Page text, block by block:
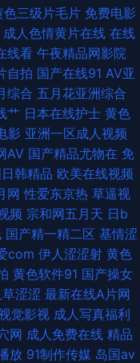
产做受高潮久久 国产偷情
永久精品国产 91原创小姨
位 国产久久一区 狠狠操的
久蝌蚪视频 91资源总站 东
之 日本不卡久久精品 四虎
蜜桃人妻 91伊人 大香蕉精
洲伊人网 91福利社迅雷 91
草在线久草在线 婷婷五月
韩国产在线 午夜成人手机
色三级片毛片 免费电影
成人色情黄片在线 在线
线看 午夜精品网影院
自拍 国产在线91 AV亚
综合 五月花亚洲综合
艹 日本在线护士 黄色
影 亚洲一区成人视频
AV 国产精品尤物在 免
韩精品 欧美在线视频
网 性爱东京热 草逼视
频 宗和网五月天 日b
国产精一精二区 基情涩
com 伊人涩涩射 黄色
黄色软件91 国产操女
草涩涩 最新在线A片网
觉影视 成人写真福利
网 成人免费在线 精品
放 91制作传媒 岛国av